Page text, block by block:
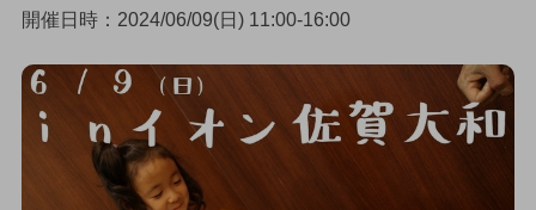
開催日時：2024/06/09(日) 11:00-16:00